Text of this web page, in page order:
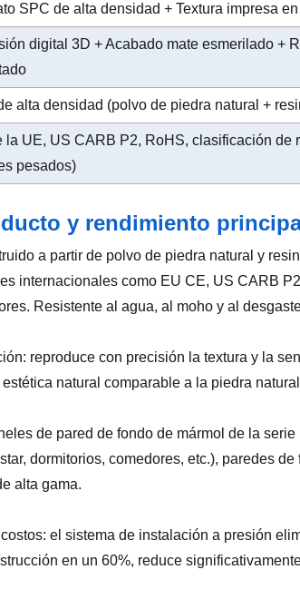
SPC de alta densidad + Textura impresa
digital 3D + Acabado mate esmerilado +
alta densidad (polvo de piedra natural +
la UE, US CARB P2, RoHS, clasificación
pesados)
y rendimiento
a partir de polvo de piedra natural y
internacionales como EU CE, US CARB
Resistente al agua, al moho y al
reproduce con precisión la textura y la
natural comparable a la piedra
de pared de fondo de mármol de la
dormitorios, comedores, etc.), paredes
alta gama.
el sistema de instalación a presión
en un 60%, reduce